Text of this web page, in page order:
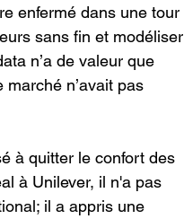
enfermé dans une tour
sans fin et modéliser
n’a de valeur que
marché n’avait pas
à quitter le confort des
à Unilever, il n'a pas
il a appris une